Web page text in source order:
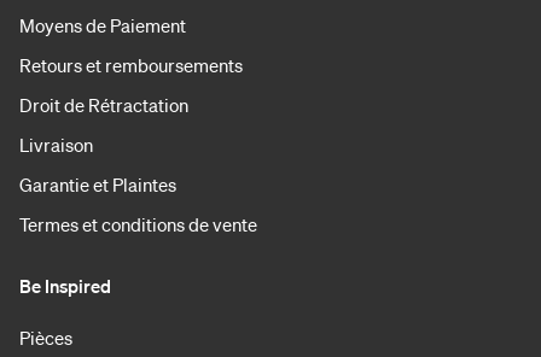
Moyens de Paiement
Retours et remboursements
Droit de Rétractation
Livraison
Garantie et Plaintes
Termes et conditions de vente
Be Inspired
Pièces